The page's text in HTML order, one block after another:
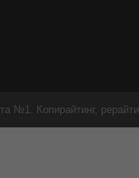
№1. Копирайтинг,